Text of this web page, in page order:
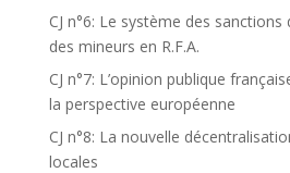
CJ n°6: Le système des
des mineurs en R.F.A.
CJ n°7: L’opinion publique
la perspective européenne
CJ n°8: La nouvelle
locales